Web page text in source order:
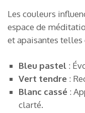
Les couleurs
espace de
et apaisantes telles
Bleu pastel :
Vert tendre :
Blanc cassé :
clarté.